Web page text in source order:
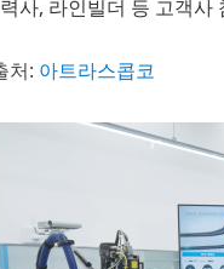
사, 라인빌더 등 고객사
처: 아트라스콥코